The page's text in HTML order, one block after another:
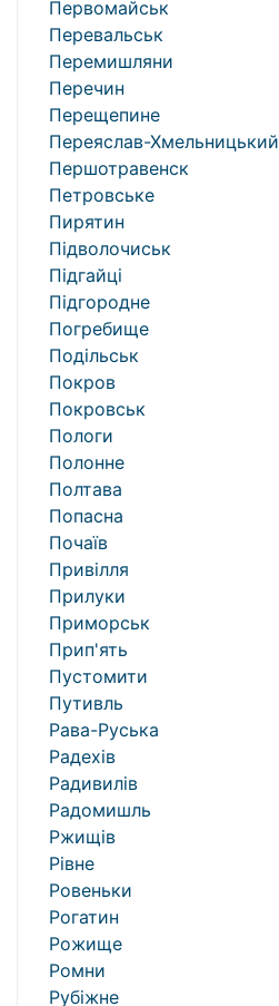
Первомайськ
Перевальськ
Перемишляни
Перечин
Перещепине
Переяслав-Хмельницький
Першотравенск
Петровське
Пирятин
Підволочиськ
Підгайці
Підгородне
Погребище
Подільськ
Покров
Покровськ
Пологи
Полонне
Полтава
Попасна
Почаїв
Привілля
Прилуки
Приморськ
Прип'ять
Пустомити
Путивль
Рава-Руська
Радехів
Радивилів
Радомишль
Ржищів
Рівне
Ровеньки
Рогатин
Рожище
Ромни
Рубіжне